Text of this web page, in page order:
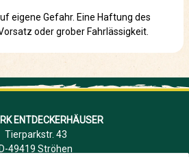
eigene Gefahr. Eine Haftung des
oder grober Fahrlässigkeit.
ENTDECKERHÄUSER
Tierparkstr. 43
D-49419 Ströhen